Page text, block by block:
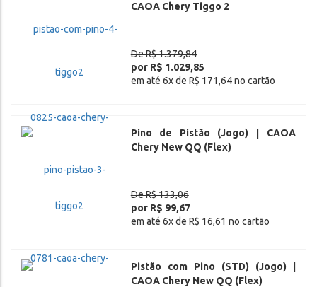
CAOA Chery Tiggo 2
De R$ 1.379,84
por R$ 1.029,85
em até 6x de R$ 171,64 no cartão
Pino de Pistão (Jogo) | CAOA
Chery New QQ (Flex)
De R$ 133,06
por R$ 99,67
em até 6x de R$ 16,61 no cartão
Pistão com Pino (STD) (Jogo) |
CAOA Chery New QQ (Flex)